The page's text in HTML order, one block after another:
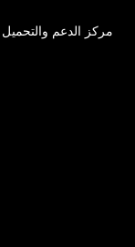
مركز الدعم والتحميل